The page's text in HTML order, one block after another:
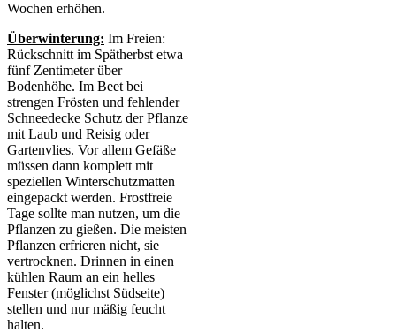
Wochen erhöhen.
Überwinterung: Im Freien:
Rückschnitt im Spätherbst etwa
fünf Zentimeter über
Bodenhöhe. Im Beet bei
strengen Frösten und fehlender
Schneedecke Schutz der Pflanze
mit Laub und Reisig oder
Gartenvlies. Vor allem Gefäße
müssen dann komplett mit
speziellen Winterschutzmatten
eingepackt werden. Frostfreie
Tage sollte man nutzen, um die
Pflanzen zu gießen. Die meisten
Pflanzen erfrieren nicht, sie
vertrocknen. Drinnen in einen
kühlen Raum an ein helles
Fenster (möglichst Südseite)
stellen und nur mäßig feucht
halten.